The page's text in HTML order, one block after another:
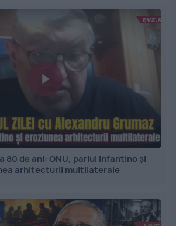
80 de ani: ONU, pariul Infantino și
arhitecturii multilaterale